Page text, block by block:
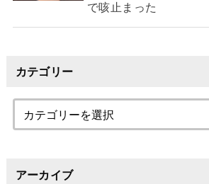
で咳止まった
カテゴリー
アーカイブ